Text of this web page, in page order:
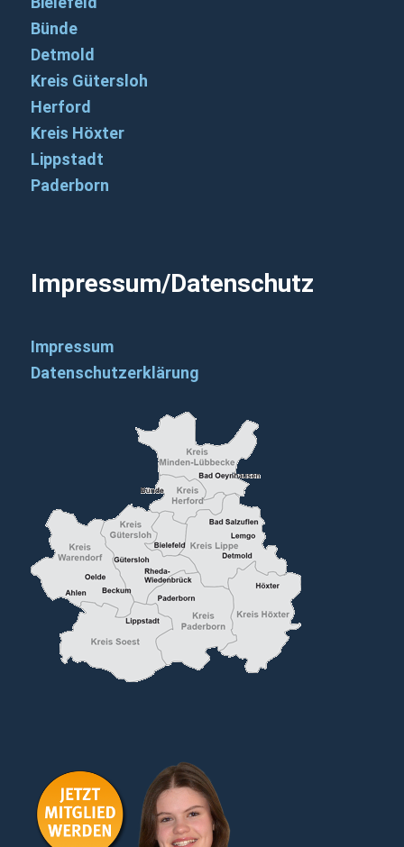
Bünde
Detmold
Kreis Gütersloh
Herford
Kreis Höxter
Lippstadt
Paderborn
Impressum/Datenschutz
Impressum
Datenschutzerklärung